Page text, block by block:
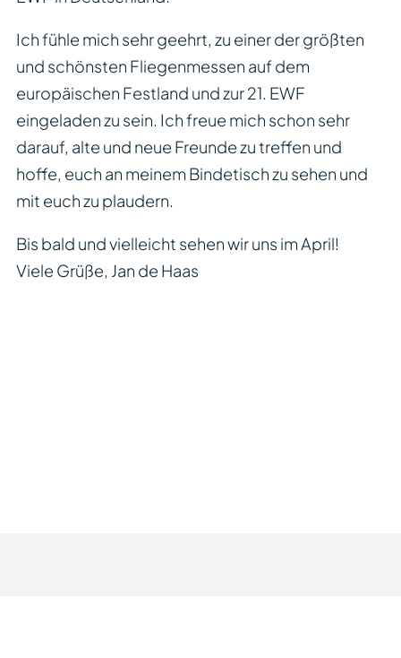
Ich fühle mich sehr geehrt, zu einer der größten
und schönsten Fliegenmessen auf dem
europäischen Festland und zur 21. EWF
eingeladen zu sein. Ich freue mich schon sehr
darauf, alte und neue Freunde zu treffen und
hoffe, euch an meinem Bindetisch zu sehen und
mit euch zu plaudern.
Bis bald und vielleicht sehen wir uns im April!
Viele Grüße, Jan de Haas